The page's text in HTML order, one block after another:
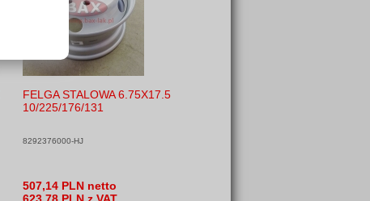
FELGA STALOWA 6.75X17.5
10/225/176/131
8292376000-HJ
507,14 PLN netto